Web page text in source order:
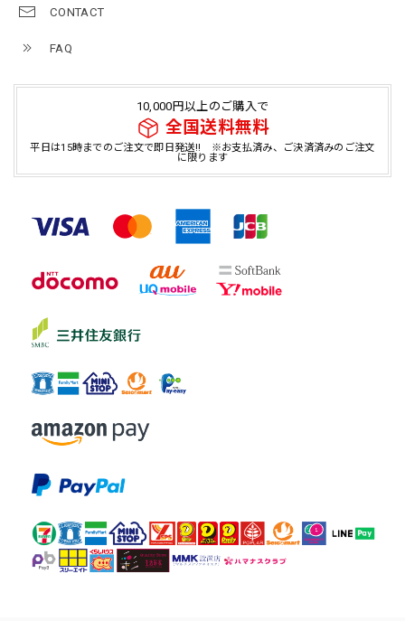
CONTACT
FAQ
10,000円以上のご購入で
全国送料無料
平日は15時までのご注文で即日発送!! ※お支払済み、ご決済済みのご注文
に限ります